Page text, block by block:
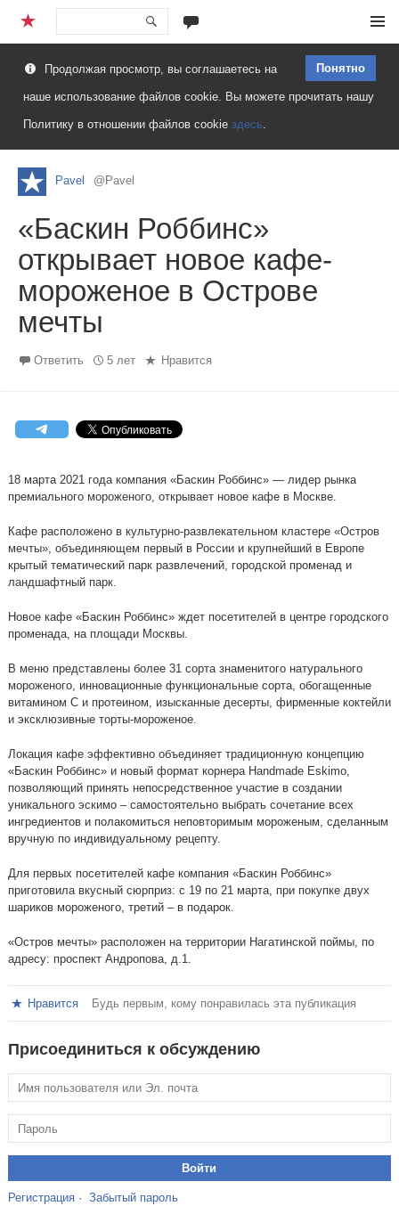
Перейти
содержимому
Понятно
Продолжая просмотр, вы соглашаетесь на
наше использование файлов cookie. Вы можете прочитать нашу
Политику в отношении файлов cookie здесь.
Pavel @Pavel
«Баскин Роббинс»
открывает новое кафе-
мороженое в Острове
мечты
Ответить 5 лет Нравится
18 марта 2021 года компания «Баскин Роббинс» — лидер рынка
премиального мороженого, открывает новое кафе в Москве.
Кафе расположено в культурно-развлекательном кластере «Остров
мечты», объединяющем первый в России и крупнейший в Европе
крытый тематический парк развлечений, городской променад и
ландшафтный парк.
Новое кафе «Баскин Роббинс» ждет посетителей в центре городского
променада, на площади Москвы.
В меню представлены более 31 сорта знаменитого натурального
мороженого, инновационные функциональные сорта, обогащенные
витамином С и протеином, изысканные десерты, фирменные коктейли
и эксклюзивные торты-мороженое.
Локация кафе эффективно объединяет традиционную концепцию
«Баскин Роббинс» и новый формат корнера Handmade Eskimo,
позволяющий принять непосредственное участие в создании
уникального эскимо – самостоятельно выбрать сочетание всех
ингредиентов и полакомиться неповторимым мороженым, сделанным
вручную по индивидуальному рецепту.
Для первых посетителей кафе компания «Баскин Роббинс»
приготовила вкусный сюрприз: с 19 по 21 марта, при покупке двух
шариков мороженого, третий – в подарок.
«Остров мечты» расположен на территории Нагатинской поймы, по
адресу: проспект Андропова, д.1.
Нравится Будь первым, кому понравилась эта публикация
Присоединиться к обсуждению
Регистрация· Забытый пароль